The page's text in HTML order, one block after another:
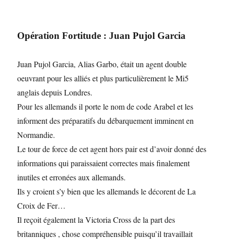
Opération Fortitude : Juan Pujol Garcia
Juan Pujol Garcia, Alias Garbo, était un agent double
oeuvrant pour les alliés et plus particulièrement le Mi5
anglais depuis Londres.
Pour les allemands il porte le nom de code Arabel et les
informent des préparatifs du débarquement imminent en
Normandie.
Le tour de force de cet agent hors pair est d’avoir donné des
informations qui paraissaient correctes mais finalement
inutiles et erronées aux allemands.
Ils y croient s’y bien que les allemands le décorent de La
Croix de Fer…
Il reçoit également la Victoria Cross de la part des
britanniques , chose compréhensible puisqu’il travaillait